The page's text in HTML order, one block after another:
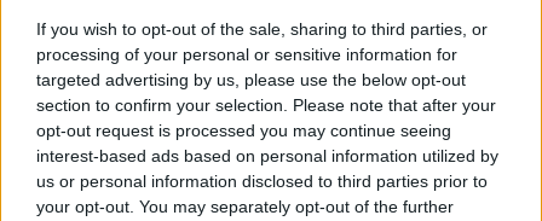
If you wish to opt-out of the sale, sharing to third parties, or
processing of your personal or sensitive information for
targeted advertising by us, please use the below opt-out
section to confirm your selection. Please note that after your
opt-out request is processed you may continue seeing
interest-based ads based on personal information utilized by
us or personal information disclosed to third parties prior to
your opt-out. You may separately opt-out of the further
28/07/26|12:57
Η Euronext Athens υποδέχθηκε
την ElvalHalcor για την έναρξη
διαπραγμάτευσης των νέων
μετοχών
23/07/26|10:55